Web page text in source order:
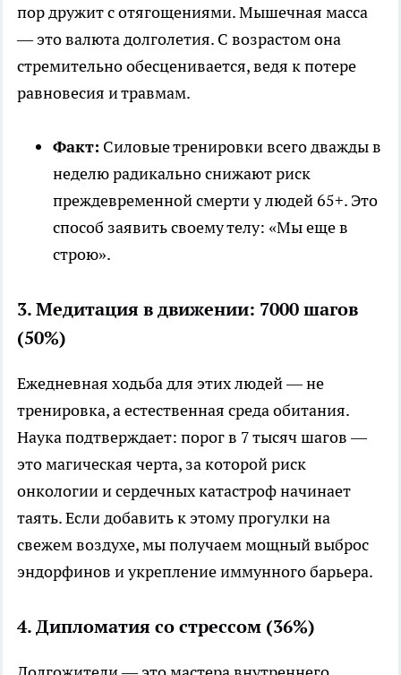
пор дружит с отягощениями. Мышечная масса
— это валюта долголетия. С возрастом она
стремительно обесценивается, ведя к потере
равновесия и травмам.
Факт: Силовые тренировки всего дважды в
неделю радикально снижают риск
преждевременной смерти у людей 65+. Это
способ заявить своему телу: «Мы еще в
строю».
3. Медитация в движении: 7000 шагов
(50%)
Ежедневная ходьба для этих людей — не
тренировка, а естественная среда обитания.
Наука подтверждает: порог в 7 тысяч шагов —
это магическая черта, за которой риск
онкологии и сердечных катастроф начинает
таять. Если добавить к этому прогулки на
свежем воздухе, мы получаем мощный выброс
эндорфинов и укрепление иммунного барьера.
4. Дипломатия со стрессом (36%)